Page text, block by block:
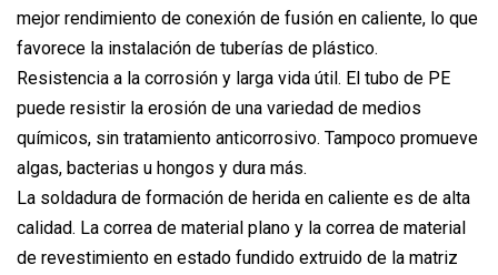
mejor rendimiento de conexión de fusión en caliente, lo que
favorece la instalación de tuberías de plástico.
Resistencia a la corrosión y larga vida útil. El tubo de PE
puede resistir la erosión de una variedad de medios
químicos, sin tratamiento anticorrosivo. Tampoco promueve
algas, bacterias u hongos y dura más.
La soldadura de formación de herida en caliente es de alta
calidad. La correa de material plano y la correa de material
de revestimiento en estado fundido extruido de la matriz